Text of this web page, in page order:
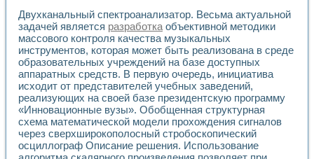
Лабораторный практикум по курсу ИИС на базе
Партнеры
Академические и отраслевые институты
Учебные заведения
Бизнес
Контакты
Двухканальный спектроанализатор. Весьма актуальной
задачей является разработкаобъективной методики
массового контроля качества музыкальных
инструментов, которая может быть реализована в среде
образовательных учреждений на базе доступных
аппаратных средств. В первую очередь, инициатива
исходит от представителей учебных заведений,
реализующих на своей базе президентскую программу
«Инновационные вузы». Обобщенная структурная
схема математической модели прохождения сигналов
через сверхширокополосный стробоскопический
осциллограф Описание решения. Использование